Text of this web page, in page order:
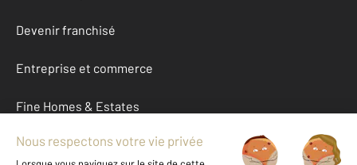
Devenir franchisé
Entreprise et commerce
Fine Homes & Estates
À propos